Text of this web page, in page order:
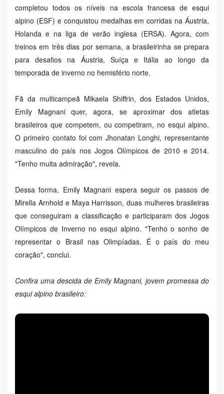
completou todos os níveis na escola francesa de esqui
alpino (ESF) e conquistou medalhas em corridas na Áustria,
Holanda e na liga de verão inglesa (ERSA). Agora, com
treinos em três dias por semana, a brasileirinha se prepara
para desafios na Áustria, Suíça e Itália ao longo da
temporada de inverno no hemisfério norte.
Fã da multicampeã Mikaela Shiffrin, dos Estados Unidos,
Emily Magnani quer, agora, se aproximar dos atletas
brasileiros que competem, ou competiram, no esqui alpino.
O primeiro contato foi com Jhonatan Longhi, representante
masculino do país nos Jogos Olímpicos de 2010 e 2014.
"Tenho muita admiração", revela.
Dessa forma, Emily Magnani espera seguir os passos de
Mirella Arnhold e Maya Harrisson, duas mulheres brasileiras
que conseguiram a classificação e participaram dos Jogos
Olímpicos de Inverno no esqui alpino. "Tenho o sonho de
representar o Brasil nas Olimpíadas. É o país do meu
coração", conclui.
Confira uma descida de Emily Magnani, jovem promessa do
esqui alpino brasileiro: